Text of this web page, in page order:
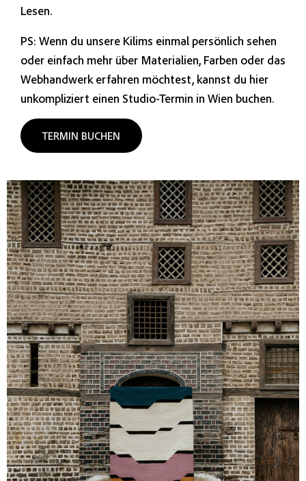
Lesen.
PS: Wenn du unsere Kilims einmal persönlich sehen
oder einfach mehr über Materialien, Farben oder das
Webhandwerk erfahren möchtest, kannst du hier
unkompliziert einen Studio-Termin in Wien buchen.
TERMIN BUCHEN